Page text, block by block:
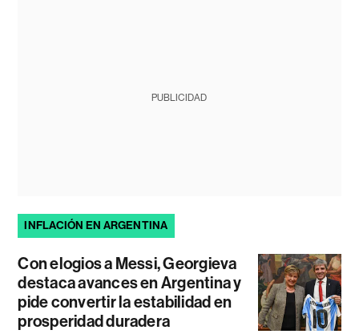
PUBLICIDAD
INFLACIÓN EN ARGENTINA
Con elogios a Messi, Georgieva
destaca avances en Argentina y
pide convertir la estabilidad en
prosperidad duradera